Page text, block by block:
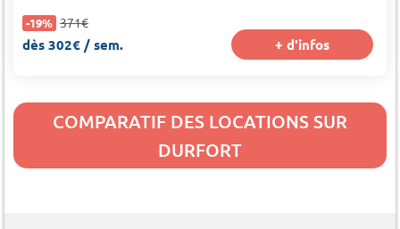
-19% 371€
dès 302€ / sem. + d'infos
COMPARATIF DES LOCATIONS SUR
DURFORT